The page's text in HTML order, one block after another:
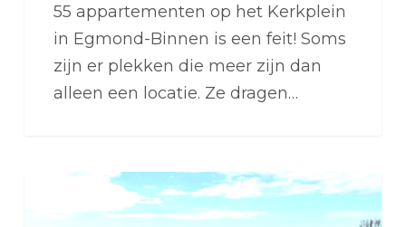
55 appartementen op het Kerkplein
in Egmond-Binnen is een feit! Soms
zijn er plekken die meer zijn dan
alleen een locatie. Ze dragen…